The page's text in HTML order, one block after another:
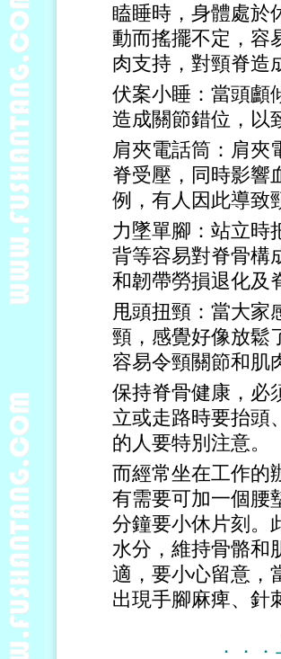
瞌睡時，身體處於
動而搖擺不定，容
肉支持，對頸脊造
伏案小睡：當頭顱
造成關節錯位，以
肩夾電話筒：肩夾
脊受壓，同時影響
例，有人因此導致
力墜單腳：站立時
背等容易對脊骨構
和韌帶勞損退化及
甩頭扭頸：當大家
頸，感覺好像放鬆
容易令頸關節和肌
保持脊骨健康，必
立或走路時要抬頭
的人要特別注意。
而經常坐在工作的
有需要可加一個腰
分鐘要小休片刻。
水分，維持骨骼和
適，要小心留意，
出現手腳麻痺、針
．．